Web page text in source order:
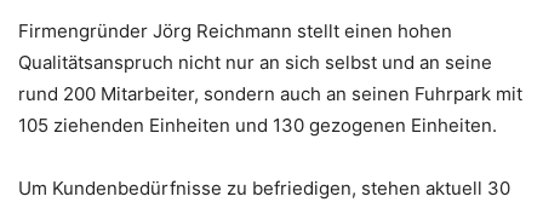
Firmengründer Jörg Reichmann stellt einen hohen
Qualitätsanspruch nicht nur an sich selbst und an seine
rund 200 Mitarbeiter, sondern auch an seinen Fuhrpark mit
105 ziehenden Einheiten und 130 gezogenen Einheiten.
Um Kundenbedürfnisse zu befriedigen, stehen aktuell 30